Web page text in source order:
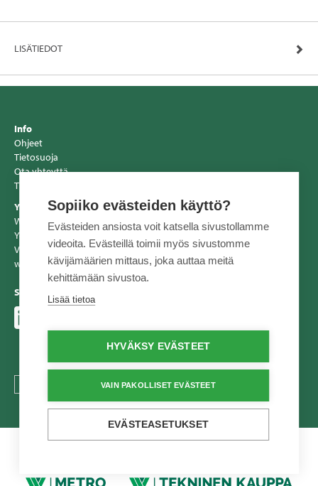
LISÄTIEDOT
Info
Ohjeet
Tietosuoja
Ota yhteyttä
Tiedotteet
Yhteystiedot
Wihuri Oy Tekninen Kauppa
Y-tunnus: 2557856-2
Vaihde 020 510 10
www.tekninenkauppa.fi
Seuraa meitä
Sopiiko evästeiden käyttö?
Evästeiden ansiosta voit katsella sivustollamme
videoita. Evästeillä toimii myös sivustomme
kävijämäärien mittaus, joka auttaa meitä
kehittämään sivustoa.
Lisää tietoa
HYVÄKSY EVÄSTEET
VAIN PAKOLLISET EVÄSTEET
EVÄSTEASETUKSET